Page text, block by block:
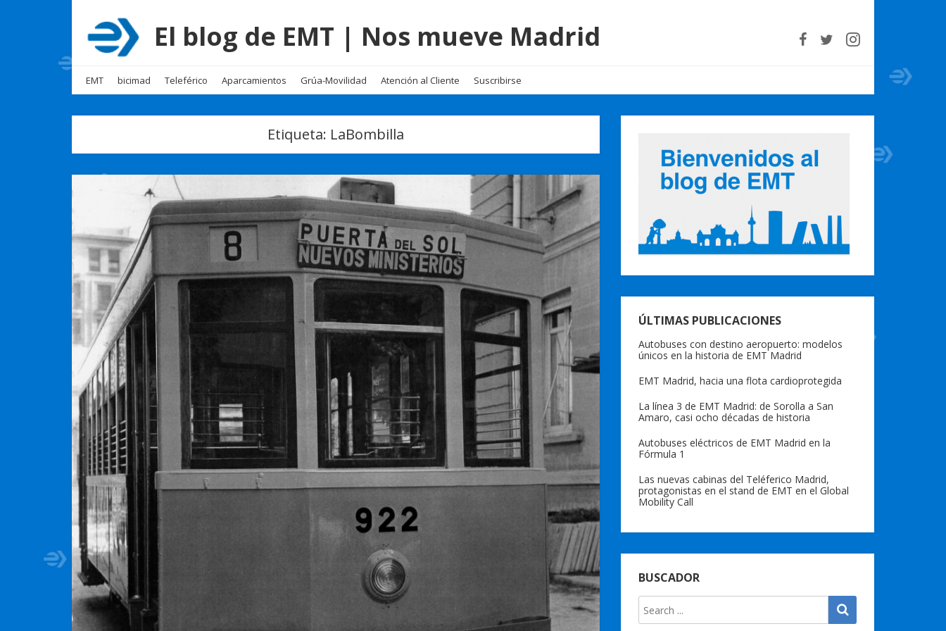
El blog de EMT | Nos mueve Madrid
EMT bicimad Teleférico Aparcamientos Grúa-Movilidad Atención al Cliente Suscribirse
Etiqueta: LaBombilla
ÚLTIMAS PUBLICACIONES
Autobuses con destino aeropuerto: modelos
únicos en la historia de EMT Madrid
EMT Madrid, hacia una flota cardioprotegida
La línea 3 de EMT Madrid: de Sorolla a San
Amaro, casi ocho décadas de historia
Autobuses eléctricos de EMT Madrid en la
Fórmula 1
Las nuevas cabinas del Teléferico Madrid,
protagonistas en el stand de EMT en el Global
Mobility Call
BUSCADOR